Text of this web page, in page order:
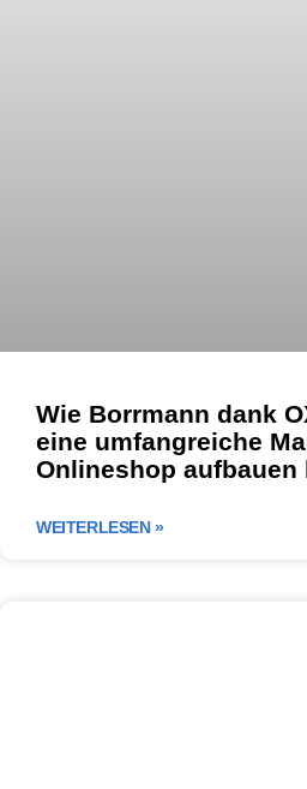
Wie Borrmann dank
eine umfangreiche
Onlineshop aufbauen
WEITERLESEN »